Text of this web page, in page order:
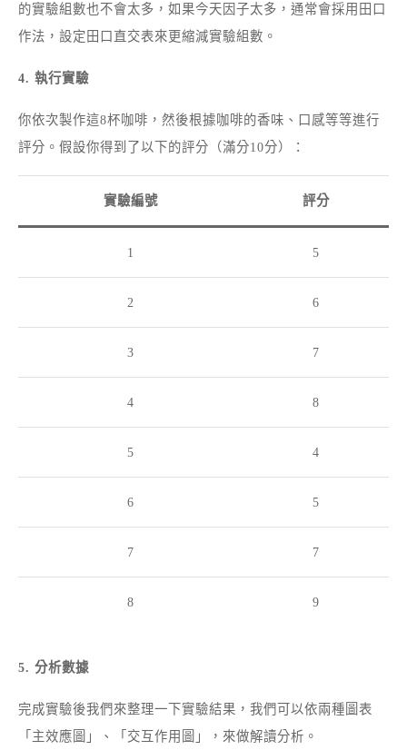
的實驗組數也不會太多，如果今天因子太多，通常會採用田口
作法，設定田口直交表來更縮減實驗組數。
4. 執行實驗
你依次製作這8杯咖啡，然後根據咖啡的香味、口感等等進行
評分。假設你得到了以下的評分（滿分10分）：
實驗編號 評分
1 5
2 6
3 7
4 8
5 4
6 5
7 7
8 9
5. 分析數據
完成實驗後我們來整理一下實驗結果，我們可以依兩種圖表
「主效應圖」、「交互作用圖」，來做解讀分析。